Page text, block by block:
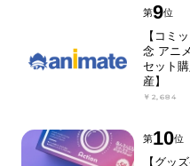
第9位
【コミ
念 アニ
セット
産】
￥2,684
第10位
【グッ